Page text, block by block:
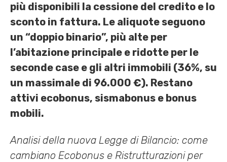
più disponibili la cessione del credito e lo
sconto in fattura. Le aliquote seguono
un “doppio binario”, più alte per
l’abitazione principale e ridotte per le
seconde case e gli altri immobili (36%, su
un massimale di 96.000 €). Restano
attivi ecobonus, sismabonus e bonus
mobili.
Analisi della nuova Legge di Bilancio: come
cambiano Ecobonus e Ristrutturazioni per